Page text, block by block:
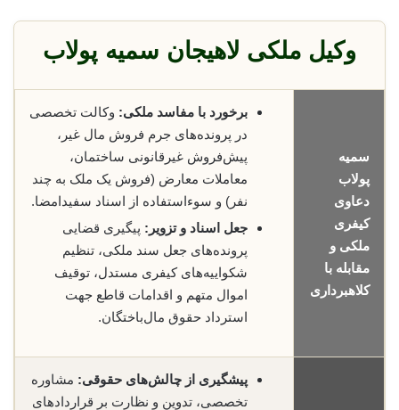
وکیل ملکی لاهیجان سمیه پولاب
سمیه
پولاب
دعاوی
کیفری
ملکی و
مقابله با
کلاهبرداری
برخورد با مفاسد ملکی: وکالت تخصصی
در پرونده‌های جرم فروش مال غیر،
پیش‌فروش غیرقانونی ساختمان،
معاملات معارض (فروش یک ملک به چند
نفر) و سوءاستفاده از اسناد سفیدامضا.
جعل اسناد و تزویر: پیگیری قضایی
پرونده‌های جعل سند ملکی، تنظیم
شکواییه‌های کیفری مستدل، توقیف
اموال متهم و اقدامات قاطع جهت
استرداد حقوق مال‌باختگان.
پیشگیری از چالش‌های حقوقی: مشاوره
تخصصی، تدوین و نظارت بر قراردادهای